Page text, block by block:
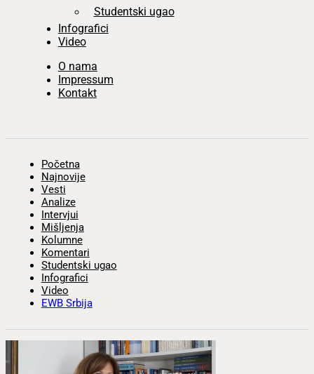
Studentski ugao
Infografici
Video
O nama
Impressum
Kontakt
Početna
Najnovije
Vesti
Analize
Intervjui
Mišljenja
Kolumne
Komentari
Studentski ugao
Infografici
Video
EWB Srbija